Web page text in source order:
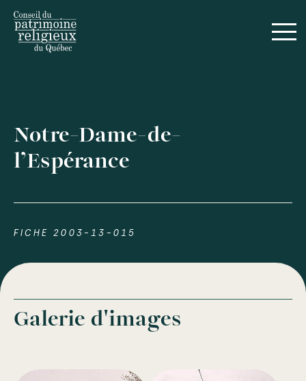
Notre-Dame-de-
l’Espérance
FICHE 2003-13-015
Galerie d'images